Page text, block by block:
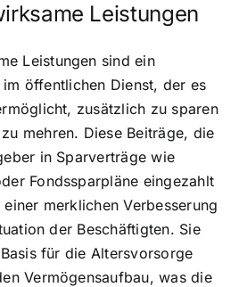
Leistungen
Leistungen sind ein
öffentlichen Dienst, der es
zusätzlich zu sparen
mehren. Diese Beiträge, die
in Sparverträge wie
Fondssparpläne eingezahlt
merklichen Verbesserung
der Beschäftigten. Sie
für die Altersvorsorge
Vermögensaufbau, was die